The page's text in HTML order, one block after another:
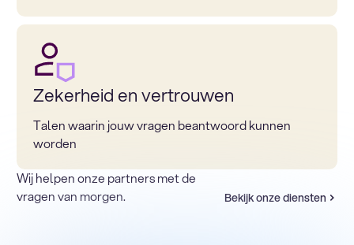
Zekerheid en vertrouwen
Talen waarin jouw vragen beantwoord kunnen
worden
Wij helpen onze partners met de
vragen van morgen.
Bekijk onze diensten